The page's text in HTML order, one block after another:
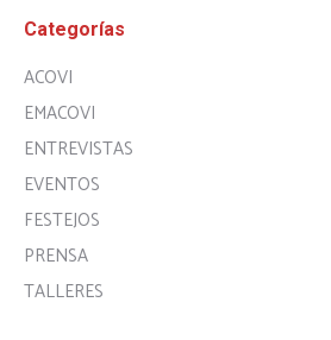
Categorías
ACOVI
EMACOVI
ENTREVISTAS
EVENTOS
FESTEJOS
PRENSA
TALLERES